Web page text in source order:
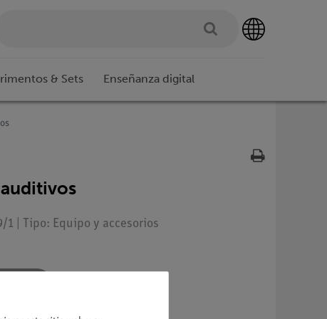
& Sets Enseñanza digital
1 | Tipo: Equipo y accesorios